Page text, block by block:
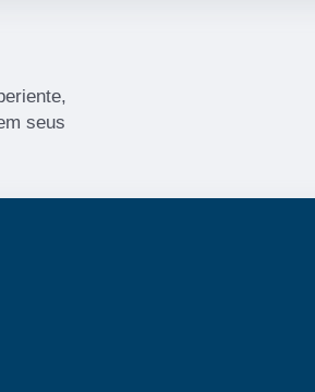
seus